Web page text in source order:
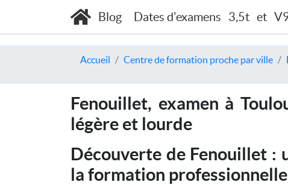
Blog Dates d'examens 3,5t et
Accueil Centre de formation proche par ville
Fenouillet, examen à
légère et lourde
Découverte de Fenouillet :
la formation professionnelle